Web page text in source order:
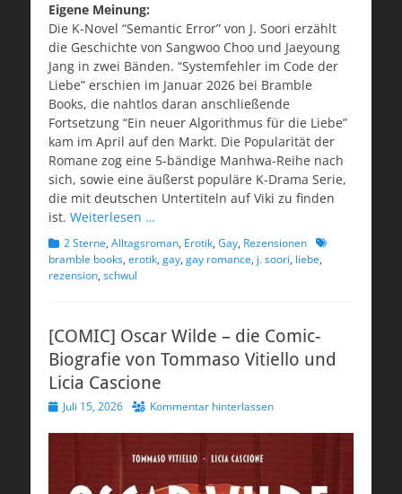
Eigene Meinung:
Die K-Novel “Semantic Error” von J. Soori erzählt
die Geschichte von Sangwoo Choo und Jaeyoung
Jang in zwei Bänden. “Systemfehler im Code der
Liebe” erschien im Januar 2026 bei Bramble
Books, die nahtlos daran anschließende
Fortsetzung “Ein neuer Algorithmus für die Liebe”
kam im April auf den Markt. Die Popularität der
Romane zog eine 5-bändige Manhwa-Reihe nach
sich, sowie eine äußerst populäre K-Drama Serie,
die mit deutschen Untertiteln auf Viki zu finden
ist. Weiterlesen …
Kategorien
2 Sterne, Alltagsroman, Erotik, Gay, Rezensionen Schlagworte
bramble books, erotik, gay, gay romance, j. soori, liebe,
rezension, schwul
[COMIC] Oscar Wilde – die Comic-
Biografie von Tommaso Vitiello und
Licia Cascione
Veröffentlicht
Juli 15, 2026 Kommentar hinterlassen